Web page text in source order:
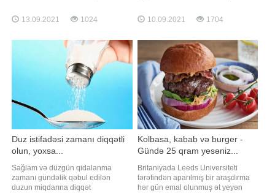
Malinovskaya koronavirusun
gözlənilməz səbəbləri barədə
sözlərinə görə, insanın psixoloji
vəziyyətinin immun sistemə böyük
təsiri var. "Qorxu
13.09.2021 1024
a istinadən xəbər verir ki, videodan
göründüyü kimi, kobra ilanı yerdə
odeyalın altına girir. Bu vaxt kişi qəfil
ayılaraq yerindən sıçrayır
10.09.2021 1704
Duz istifadəsi zamanı diqqətli
olun, yoxsa...
Sağlam və düzgün qidalanma
zamanı gündəlik qəbul edilən
duzun miqdarına diqqət
Kolbasa, kabab və burger -
Gündə 25 qram yesəniz...
Britaniyada Leeds Universiteti
tərəfindən aparılmış bir araşdırma
hər gün emal olunmuş ət yeyən